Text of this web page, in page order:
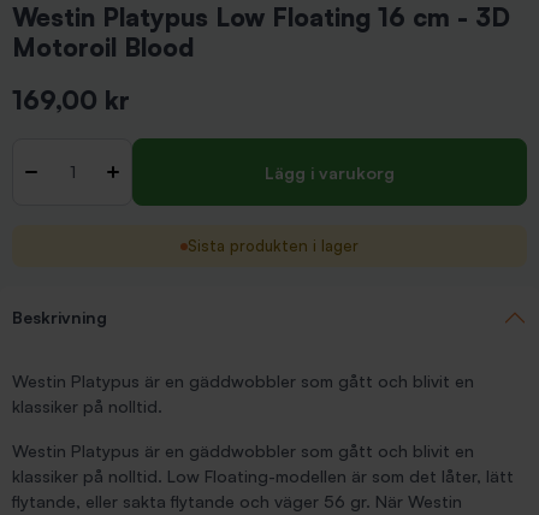
Westin Platypus Low Floating 16 cm - 3D
Motoroil Blood
169,00 kr
- + Lägg i varukorg
Sista produkten i lager
Beskrivning
Westin Platypus är en gäddwobbler som gått och blivit en
klassiker på nolltid.
Westin Platypus är en gäddwobbler som gått och blivit en
klassiker på nolltid. Low Floating-modellen är som det låter, lätt
flytande, eller sakta flytande och väger 56 gr. När Westin